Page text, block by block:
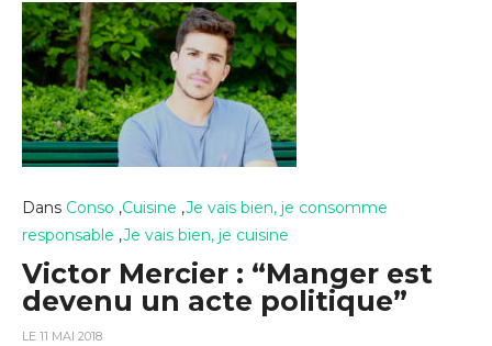
Dans Conso ,Cuisine ,Je vais bien, je consomme
responsable ,Je vais bien, je cuisine
Victor Mercier : “Manger est
devenu un acte politique”
LE 11 MAI 2018